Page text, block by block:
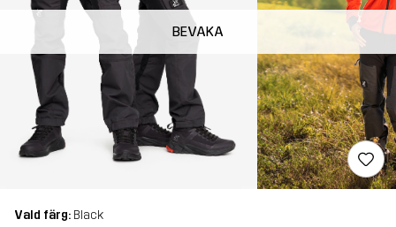
BEVAKA
Vald färg: Black